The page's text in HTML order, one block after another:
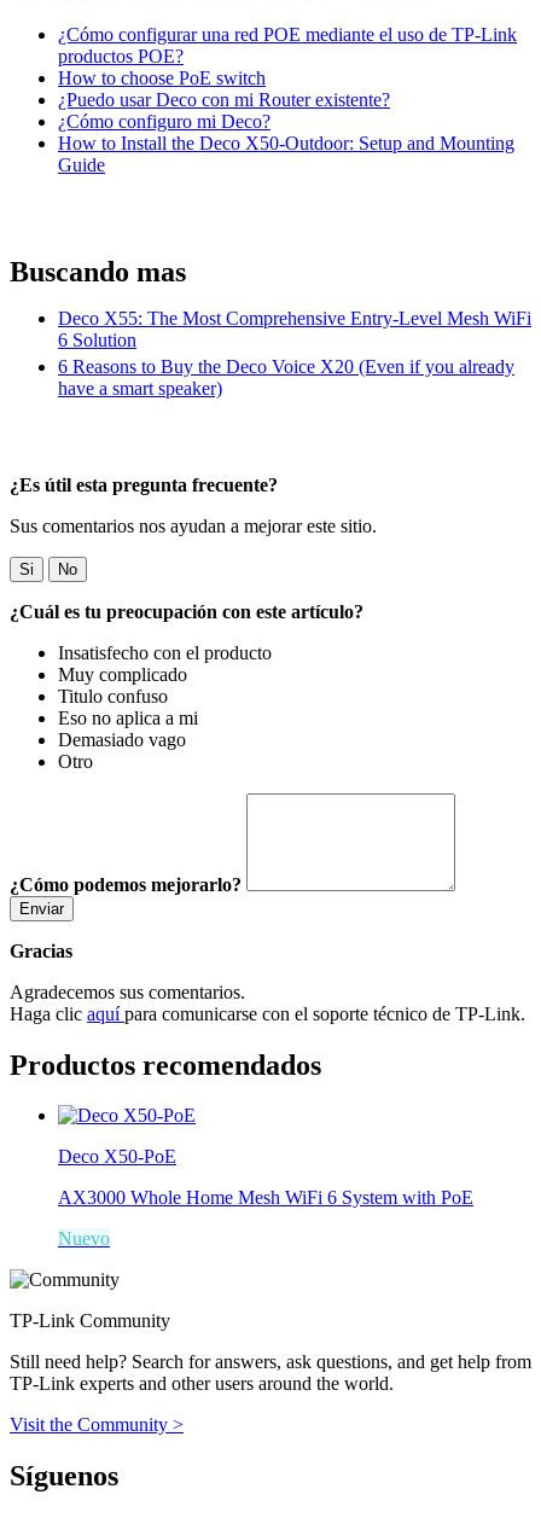
¿Cómo configurar una red POE mediante el uso de TP-Link
productos POE?
How to choose PoE switch
¿Puedo usar Deco con mi Router existente?
¿Cómo configuro mi Deco?
How to Install the Deco X50-Outdoor: Setup and Mounting
Guide
Buscando mas
Deco X55: The Most Comprehensive Entry-Level Mesh WiFi
6 Solution
6 Reasons to Buy the Deco Voice X20 (Even if you already
have a smart speaker)
¿Es útil esta pregunta frecuente?
Sus comentarios nos ayudan a mejorar este sitio.
Si No
¿Cuál es tu preocupación con este artículo?
Insatisfecho con el producto
Muy complicado
Titulo confuso
Eso no aplica a mi
Demasiado vago
Otro
¿Cómo podemos mejorarlo?
Enviar
Gracias
Agradecemos sus comentarios.
Haga clic aquípara comunicarse con el soporte técnico de TP-Link.
Productos recomendados
Deco X50-PoE
AX3000 Whole Home Mesh WiFi 6 System with PoE
Nuevo
TP-Link Community
Still need help? Search for answers, ask questions, and get help from
TP-Link experts and other users around the world.
Visit the Community >
Síguenos